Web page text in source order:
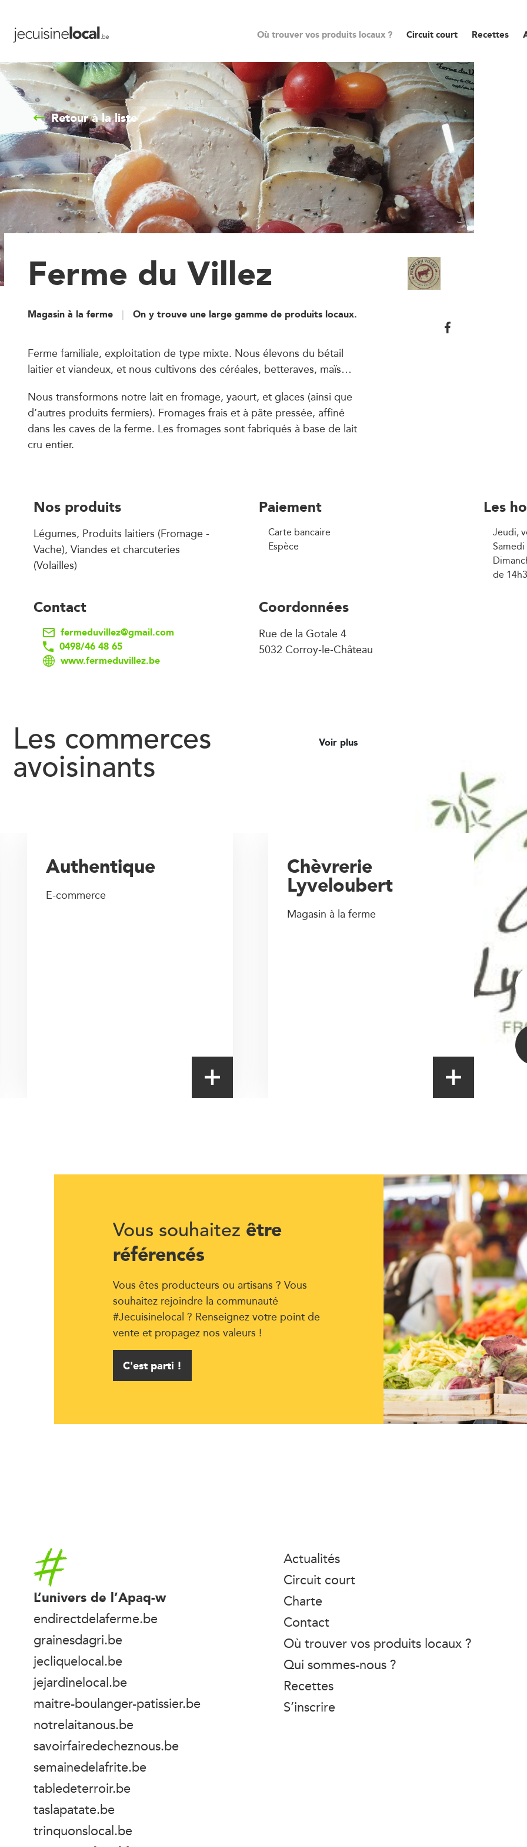
Où trouver vos produits locaux ? Circuit court Recettes
Retour à la liste
Ferme du Villez
Magasin à la ferme On y trouve une large gamme de produits locaux.
Ferme familiale, exploitation de type mixte. Nous élevons du bétail
laitier et viandeux, et nous cultivons des céréales, betteraves, maïs…
Nous transformons notre lait en fromage, yaourt, et glaces (ainsi que
d’autres produits fermiers). Fromages frais et à pâte pressée, affiné
dans les caves de la ferme. Les fromages sont fabriqués à base de lait
cru entier.
Nos produits
Légumes, Produits laitiers (Fromage -
Vache), Viandes et charcuteries
(Volailles)
Paiement
Carte bancaire
Espèce
Les
Jeudi,
de
Contact
fermeduvillez@gmail.com
0498/46 48 65
www.fermeduvillez.be
Coordonnées
Rue de la Gotale 4
5032 Corroy-le-Château
Les commerces
avoisinants
Voir plus
Chèvrerie
Lyveloubert
Magasin à la ferme
Authentique
E-commerce
Vous souhaitez être
référencés
Vous êtes producteurs ou artisans ? Vous
souhaitez rejoindre la communauté
#Jecuisinelocal ? Renseignez votre point de
vente et propagez nos valeurs !
C'est parti !
Accueil
L’univers de l’Apaq-w
endirectdelaferme.be
grainesdagri.be
jecliquelocal.be
jejardinelocal.be
maitre-boulanger-patissier.be
notrelaitanous.be
savoirfairedecheznous.be
semainedelafrite.be
tabledeterroir.be
taslapatate.be
trinquonslocal.be
Actualités
Circuit court
Charte
Contact
Où trouver vos produits locaux ?
Qui sommes-nous ?
Recettes
S’inscrire